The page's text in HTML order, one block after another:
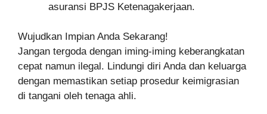
asuransi BPJS Ketenagakerjaan.
Wujudkan Impian Anda Sekarang!
Jangan tergoda dengan iming-iming keberangkatan
cepat namun ilegal. Lindungi diri Anda dan keluarga
dengan memastikan setiap prosedur keimigrasian
di tangani oleh tenaga ahli.